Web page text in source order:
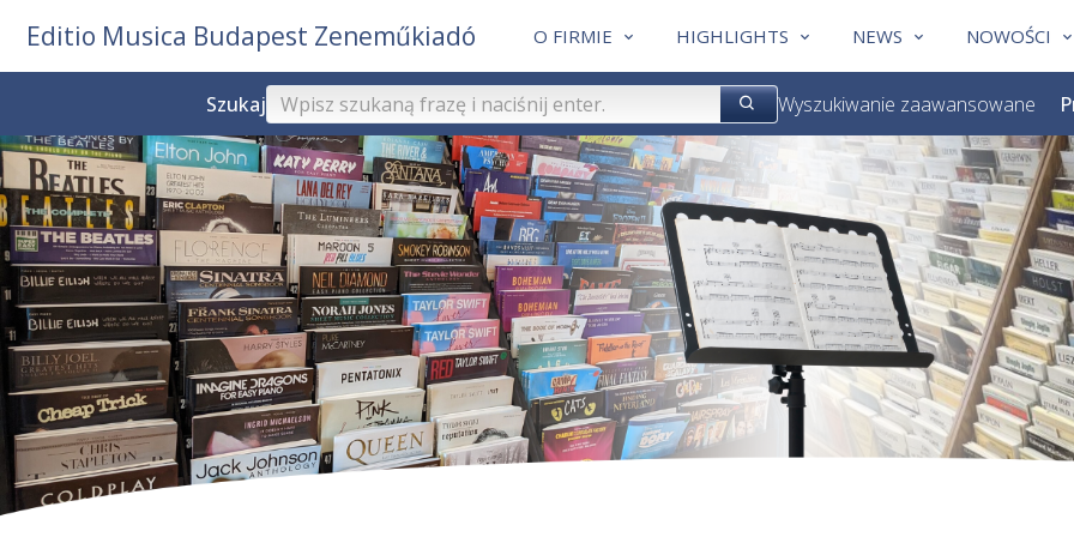
O FIRMIE HIGHLIGHTS NEWS NOWOŚCI
Editio Musica Budapest Zeneműkiadó
Szukaj Wyszukiwanie zaawansowane